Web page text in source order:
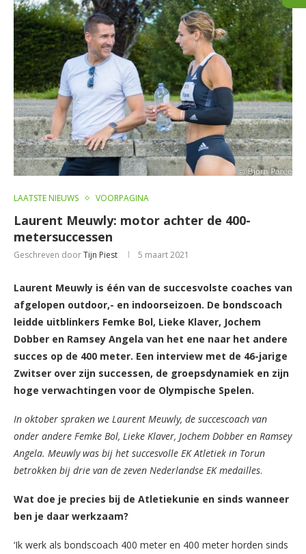
LAATSTE NIEUWS VOORPAGINA
Laurent Meuwly: motor achter de 400-
metersuccessen
Geschreven doorTijn Piest 5 maart 2021
Laurent Meuwly is één van de succesvolste coaches van
afgelopen outdoor,- en indoorseizoen. De bondscoach
leidde uitblinkers Femke Bol, Lieke Klaver, Jochem
Dobber en Ramsey Angela van het ene naar het andere
succes op de 400 meter. Een interview met de 46-jarige
Zwitser over zijn successen, de groepsdynamiek en zijn
hoge verwachtingen voor de Olympische Spelen.
In oktober spraken we Laurent Meuwly, de succescoach van
onder andere Femke Bol, Lieke Klaver, Jochem Dobber en Ramsey
Angela. Meuwly was bij het succesvolle EK Atletiek in Torun
betrokken bij drie van de zeven Nederlandse EK medailles.
Wat doe je precies bij de Atletiekunie en sinds wanneer
ben je daar werkzaam?
‘Ik werk als bondscoach 400 meter en 400 meter horden sinds